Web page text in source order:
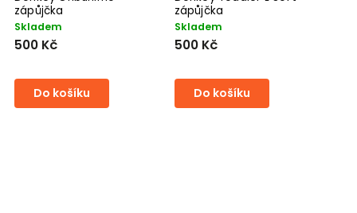
zápůjčka
Skladem
500 Kč
Do košíku
zápůjčka
Skladem
500 Kč
Do košíku